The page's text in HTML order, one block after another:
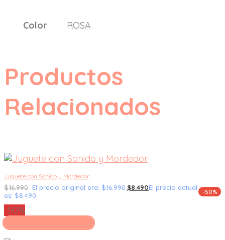
Color ROSA
Productos
Relacionados
Juguete con Sonido y Mordedor
$16.990 El precio original era: $16.990. $8.490El precio actual
es: $8.490.
-50%
-50%
Seleccionar opciones